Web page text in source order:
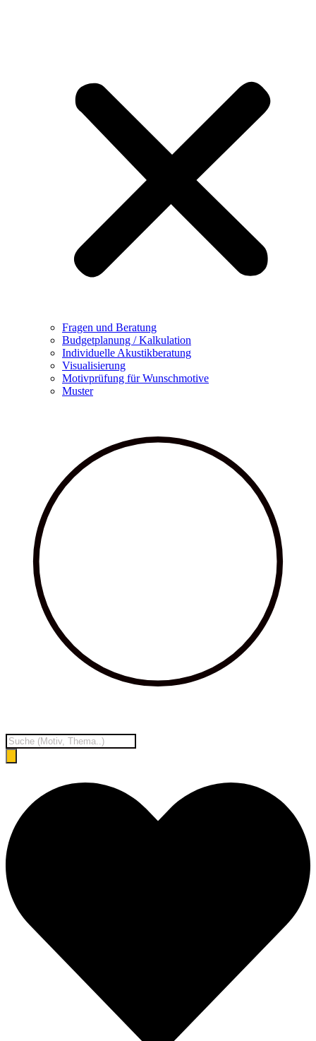
Fragen und Beratung
Budgetplanung / Kalkulation
Individuelle Akustikberatung
Visualisierung
Motivprüfung für Wunschmotive
Muster
Products
search